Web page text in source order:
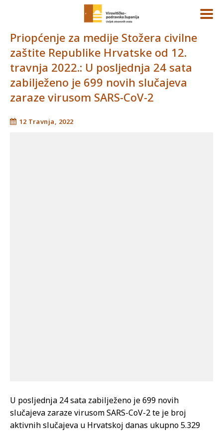
Priopćenje za medije Stožera civilne
zaštite Republike Hrvatske od 12.
travnja 2022.: U posljednja 24 sata
zabilježeno je 699 novih slučajeva
zaraze virusom SARS-CoV-2
12 Travnja, 2022
U posljednja 24 sata zabilježeno je 699 novih
slučajeva zaraze virusom SARS-CoV-2 te je broj
aktivnih slučajeva u Hrvatskoj danas ukupno 5.329